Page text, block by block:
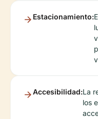
Estacionamiento:
Accesibilidad:La
los